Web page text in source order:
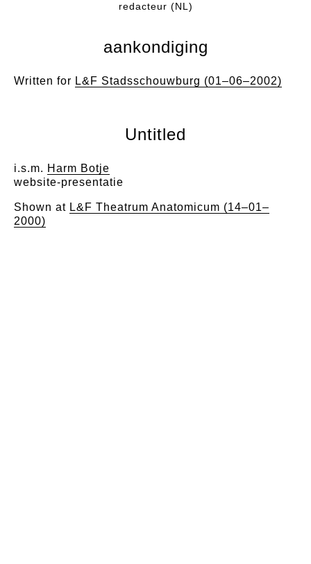
redacteur (NL)
aankondiging
Written for L&F Stadsschouwburg (01–06–2002)
Untitled
i.s.m. Harm Botje
website-presentatie
Shown at L&F Theatrum Anatomicum (14–01–
2000)